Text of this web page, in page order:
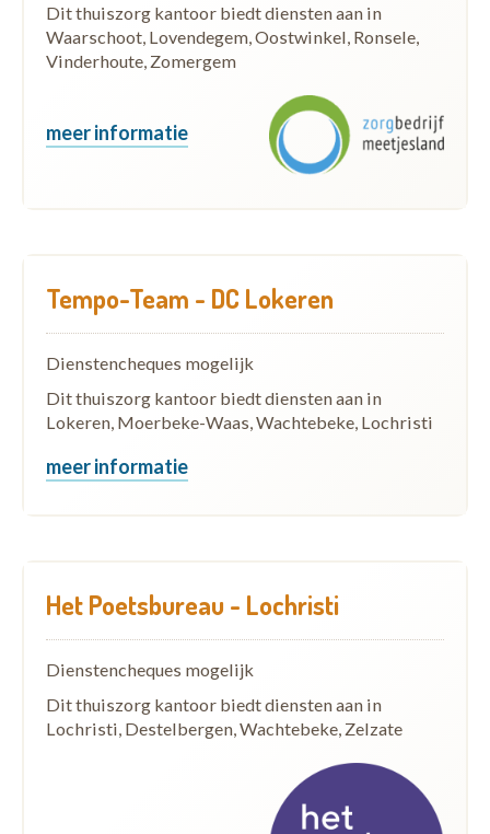
Dit thuiszorg kantoor biedt diensten aan in
Waarschoot, Lovendegem, Oostwinkel, Ronsele,
Vinderhoute, Zomergem
meer informatie
Tempo-Team - DC Lokeren
Dienstencheques mogelijk
Dit thuiszorg kantoor biedt diensten aan in
Lokeren, Moerbeke-Waas, Wachtebeke, Lochristi
meer informatie
Het Poetsbureau - Lochristi
Dienstencheques mogelijk
Dit thuiszorg kantoor biedt diensten aan in
Lochristi, Destelbergen, Wachtebeke, Zelzate